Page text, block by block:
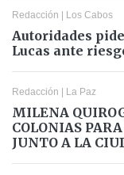
Redacción Los Cabos
Autoridades
Lucas ante
Redacción La Paz
MILENA
COLONIAS
JUNTO A LA